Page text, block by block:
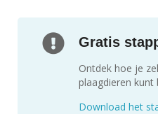
Gratis
Ontdek hoe je
plaagdieren kunt
Download het